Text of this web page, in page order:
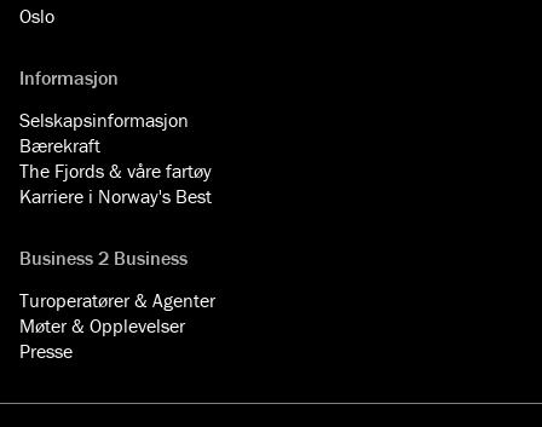
Oslo
Informasjon
Selskapsinformasjon
Bærekraft
The Fjords & våre fartøy
Karriere i Norway's Best
Business 2 Business
Turoperatører & Agenter
Møter & Opplevelser
Presse